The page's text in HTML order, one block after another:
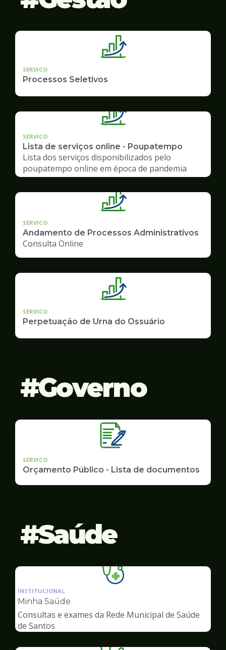
SERVICO
Processos Seletivos
SERVICO
Lista de serviços online - Poupatempo
Lista dos serviços disponibilizados pelo
poupatempo online em época de pandemia
SERVICO
Andamento de Processos Administrativos
Consulta Online
SERVICO
Perpetuação de Urna do Ossuário
Governo
SERVICO
Orçamento Público - Lista de documentos
Saúde
Ilustração
da
de
Saúde
INSTITUCIONAL
Minha Saúde
Consultas e exames da Rede Municipal de Saúde
de Santos